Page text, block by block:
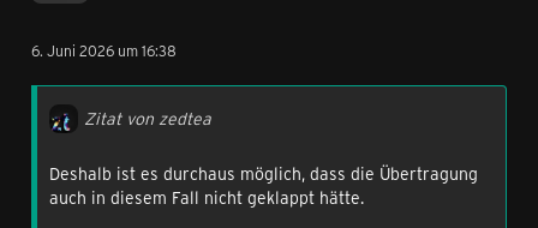
6. Juni 2026 um 16:38
Zitat von zedtea
Deshalb ist es durchaus möglich, dass die Übertragung
auch in diesem Fall nicht geklappt hätte.